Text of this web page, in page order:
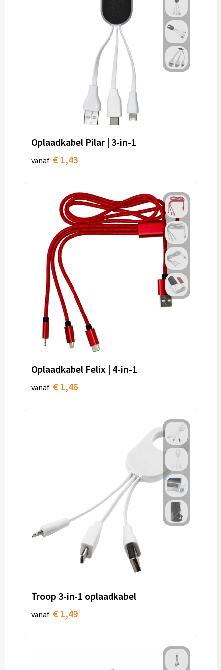
Oplaadkabel Pilar | 3-in-1
vanaf € 1,43
Oplaadkabel Felix | 4-in-1
vanaf € 1,46
Troop 3-in-1 oplaadkabel
vanaf € 1,49